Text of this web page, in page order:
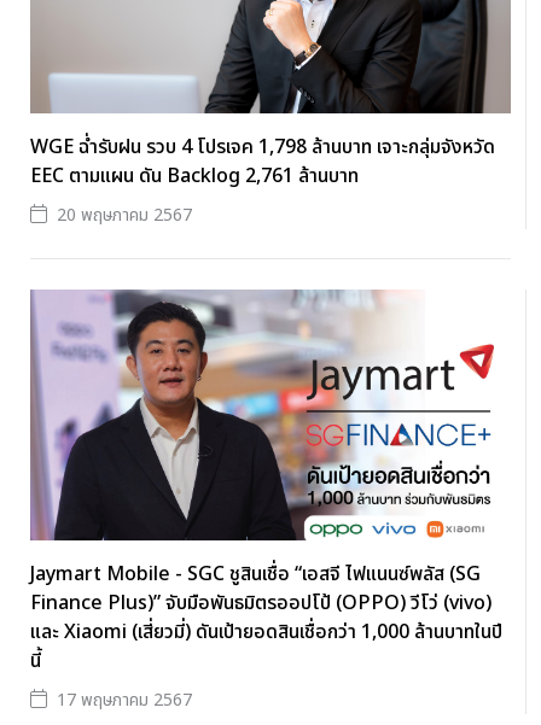
WGE ฉ่ำรับฝน รวบ 4 โปรเจค 1,798 ล้านบาท เจาะกลุ่มจังหวัด
EEC ตามแผน ดัน Backlog 2,761 ล้านบาท
20 พฤษภาคม 2567
Jaymart Mobile - SGC ชูสินเชื่อ “เอสจี ไฟแนนซ์พลัส (SG
Finance Plus)” จับมือพันธมิตรออปโป้ (OPPO) วีโว่ (vivo)
และ Xiaomi (เสี่ยวมี่) ดันเป้ายอดสินเชื่อกว่า 1,000 ล้านบาทในปี
นี้
17 พฤษภาคม 2567